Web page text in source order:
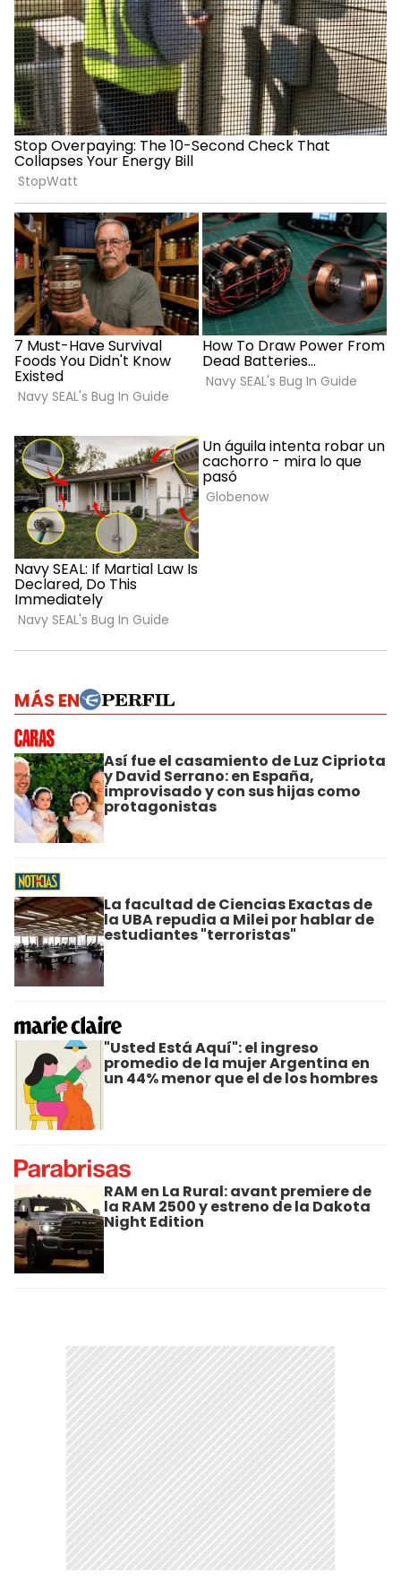
MÁS EN
Así fue el casamiento de Luz Cipriota
y David Serrano: en España,
improvisado y con sus hijas como
protagonistas
La facultad de Ciencias Exactas de
la UBA repudia a Milei por hablar de
estudiantes "terroristas"
"Usted Está Aquí": el ingreso
promedio de la mujer Argentina en
un 44% menor que el de los hombres
RAM en La Rural: avant premiere de
la RAM 2500 y estreno de la Dakota
Night Edition